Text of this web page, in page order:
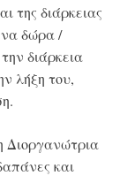
της διάρκειας
δώρα /
διάρκεια
λήξη του,
Διοργανώτρια
και